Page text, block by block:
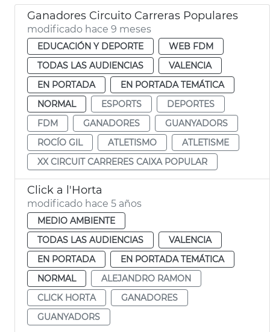
Ganadores Circuito Carreras Populares
modificado hace 9 meses
EDUCACIÓN Y DEPORTE
WEB FDM
TODAS LAS AUDIENCIAS
VALENCIA
EN PORTADA
EN PORTADA TEMÁTICA
NORMAL
ESPORTS
DEPORTES
FDM
GANADORES
GUANYADORS
ROCÍO GIL
ATLETISMO
ATLETISME
XX CIRCUIT CARRERES CAIXA POPULAR
Click a l'Horta
modificado hace 5 años
MEDIO AMBIENTE
TODAS LAS AUDIENCIAS
VALENCIA
EN PORTADA
EN PORTADA TEMÁTICA
NORMAL
ALEJANDRO RAMON
CLICK HORTA
GANADORES
GUANYADORS